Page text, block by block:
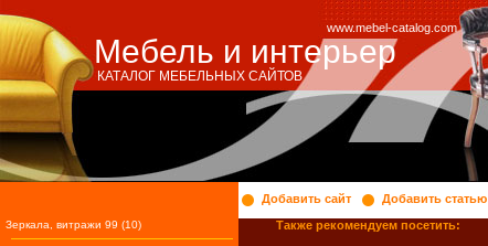
Мебель и интерьер
www.mebel-catalog.com
КАТАЛОГ МЕБЕЛЬНЫХ САЙТОВ
Зеркала, витражи 99 (10)
Добавить сайт Добавить статью
Также рекомендуем посетить: